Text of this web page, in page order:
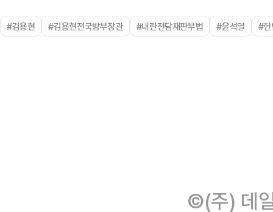
#김용현 #김용현전국방부장관 #내란전담재판부법 #윤석열 #헌
©(주) 데